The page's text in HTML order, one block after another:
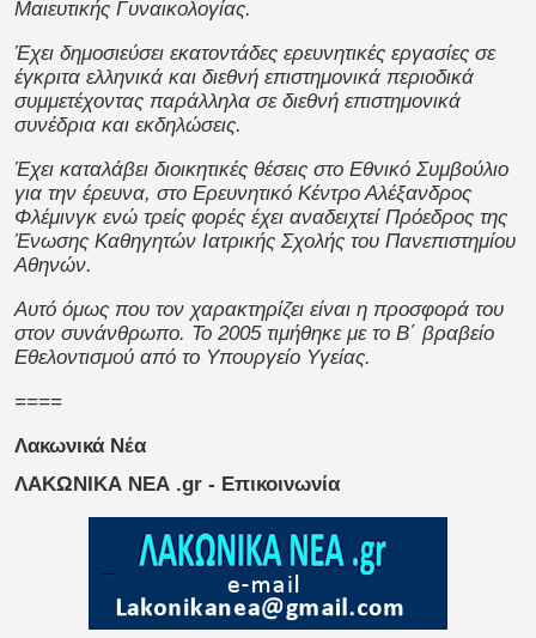
Μαιευτικής Γυναικολογίας.
Έχει δημοσιεύσει εκατοντάδες ερευνητικές εργασίες σε
έγκριτα ελληνικά και διεθνή επιστημονικά περιοδικά
συμμετέχοντας παράλληλα σε διεθνή επιστημονικά
συνέδρια και εκδηλώσεις.
Έχει καταλάβει διοικητικές θέσεις στο Εθνικό Συμβούλιο
για την έρευνα, στο Ερευνητικό Κέντρο Αλέξανδρος
Φλέμινγκ ενώ τρείς φορές έχει αναδειχτεί Πρόεδρος της
Ένωσης Καθηγητών Ιατρικής Σχολής του Πανεπιστημίου
Αθηνών.
Αυτό όμως που τον χαρακτηρίζει είναι η προσφορά του
στον συνάνθρωπο. Το 2005 τιμήθηκε με το Β΄ βραβείο
Εθελοντισμού από το Υπουργείο Υγείας.
====
Λακωνικά Νέα
ΛΑΚΩΝΙΚΑ ΝΕΑ .gr - Επικοινωνία